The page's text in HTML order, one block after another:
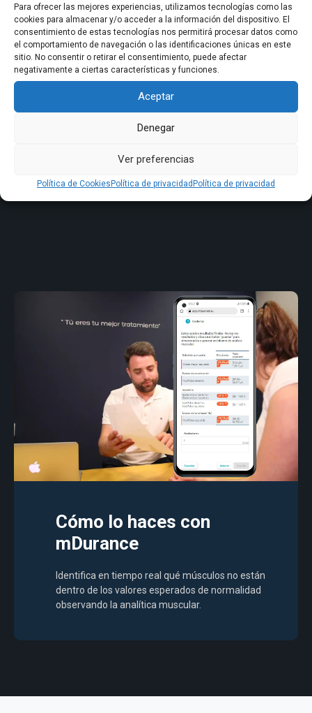
Para ofrecer las mejores experiencias, utilizamos tecnologías como las
cookies para almacenar y/o acceder a la información del dispositivo. El
consentimiento de estas tecnologías nos permitirá procesar datos como
el comportamiento de navegación o las identificaciones únicas en este
sitio. No consentir o retirar el consentimiento, puede afectar
negativamente a ciertas características y funciones.
Aceptar
Denegar
Ver preferencias
Política de CookiesPolítica de privacidadPolítica de privacidad
Cómo lo haces con
mDurance
Identifica en tiempo real qué músculos no están
dentro de los valores esperados de normalidad
observando la analítica muscular.